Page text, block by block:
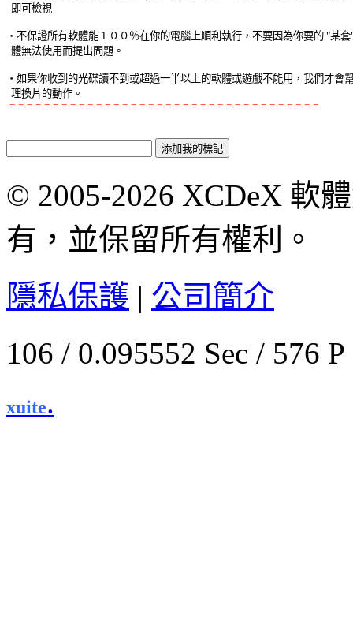
  即可檢視
‧不保證所有軟體能１００％在你的電腦上順利執行，不要因為你要的 "某
  體無法使用而提出問題。
‧如果你收到的光碟讀不到或超過一半以上的軟體或遊戲不能用，我們才會
-=-=-=-=-=-=-=-=-=-=-=-=-=-=-=-=-=-=-=-=-=-=-=-=-=-=-=-=-=-=-=-=-=-=-=-=
© 2005-2026 XCDeX 軟
有，並保留所有權利。
隱私保護 | 公司簡介
106 / 0.095552 Sec / 576
xuite.